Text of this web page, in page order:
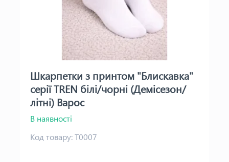
Шкарпетки з принтом "Блискавка"
серії TREN білі/чорні (Демісезон/
літні) Варос
В наявності
Код товару:Т0007